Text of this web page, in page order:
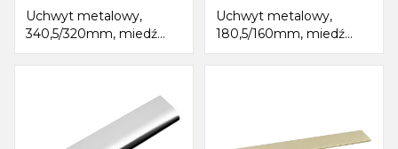
Uchwyt metalowy,
340,5/320mm, miedź
mat
Uchwyt metalowy,
180,5/160mm, miedź
mat